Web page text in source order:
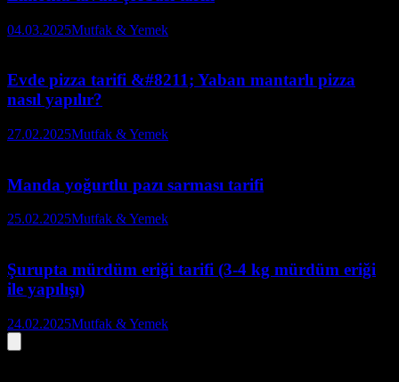
04.03.2025Mutfak & Yemek
Evde pizza tarifi &#8211; Yaban mantarlı pizza
nasıl yapılır?
27.02.2025Mutfak & Yemek
Manda yoğurtlu pazı sarması tarifi
25.02.2025Mutfak & Yemek
Şurupta mürdüm eriği tarifi (3-4 kg mürdüm eriği
ile yapılışı)
24.02.2025Mutfak & Yemek